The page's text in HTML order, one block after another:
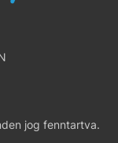
jog fenntartva.